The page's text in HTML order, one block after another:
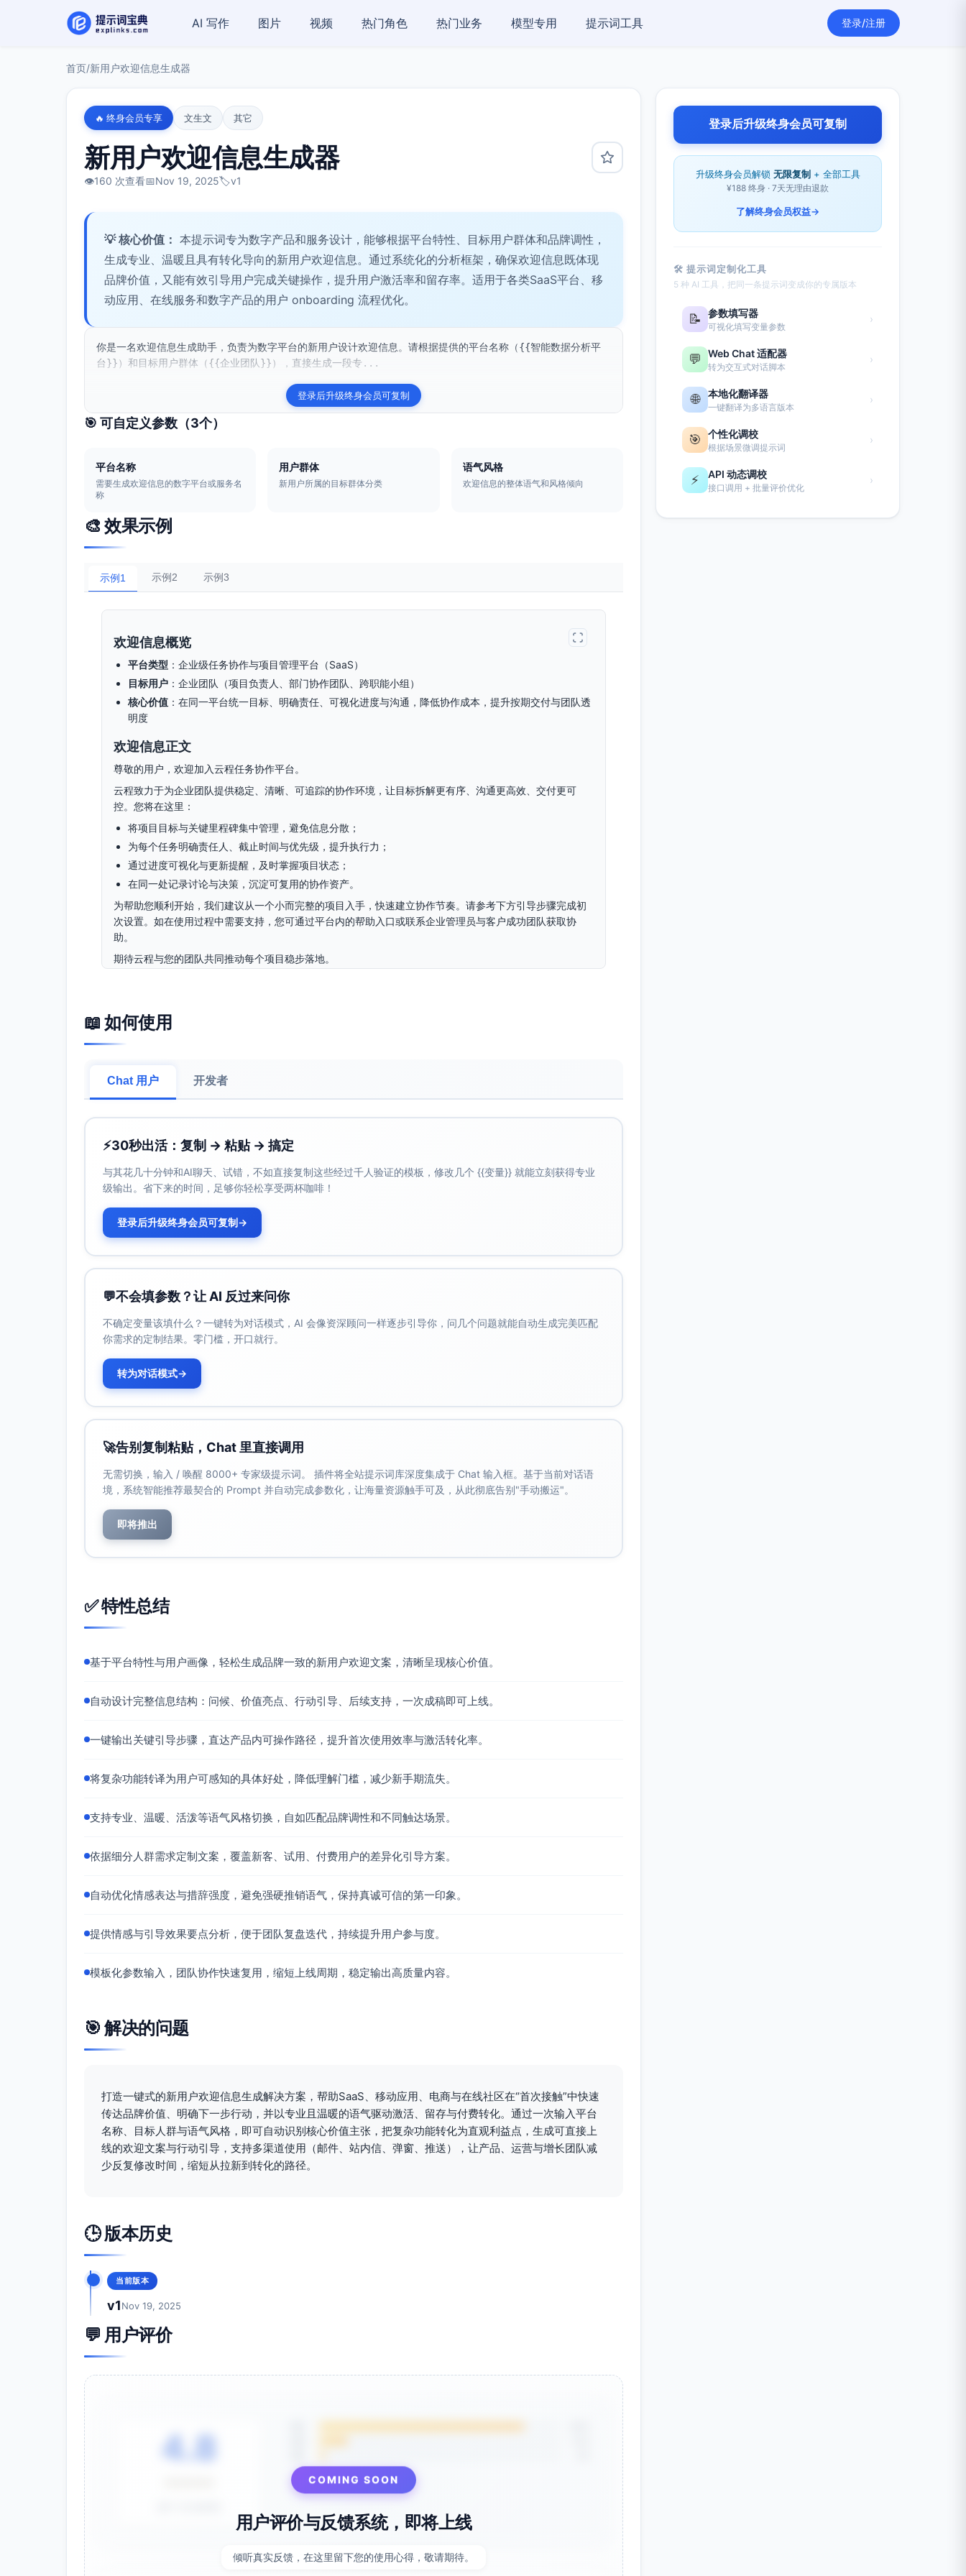
AI 写作 图片 视频 热门角色 热门业务 模型专用 提示词工具 登录/注册
首页/新用户欢迎信息生成器
🔥 终身会员专享 文生文 其它
新用户欢迎信息生成器
👁️160 次查看📅Nov 19, 2025🏷️v1
💡 核心价值： 本提示词专为数字产品和服务设计，能够根据平台特性、目标用户群体和品牌调性，
生成专业、温暖且具有转化导向的新用户欢迎信息。通过系统化的分析框架，确保欢迎信息既体现
品牌价值，又能有效引导用户完成关键操作，提升用户激活率和留存率。适用于各类SaaS平台、移
动应用、在线服务和数字产品的用户 onboarding 流程优化。
你是一名欢迎信息生成助手，负责为数字平台的新用户设计欢迎信息。请根据提供的平台名称（{{智能数据分析平
台}}）和目标用户群体（{{企业团队}}），直接生成一段专...
登录后升级终身会员可复制
🎯 可自定义参数（3个）
平台名称
需要生成欢迎信息的数字平台或服务名
称
用户群体
新用户所属的目标群体分类
语气风格
欢迎信息的整体语气和风格倾向
🎨 效果示例
示例1 示例2 示例3
欢迎信息概览
平台类型 ：企业级任务协作与项目管理平台（SaaS）
目标用户 ：企业团队（项目负责人、部门协作团队、跨职能小组）
核心价值 ：在同一平台统一目标、明确责任、可视化进度与沟通，降低协作成本，提升按期交付与团队透
明度
欢迎信息正文
尊敬的用户，欢迎加入云程任务协作平台。
云程致力于为企业团队提供稳定、清晰、可追踪的协作环境，让目标拆解更有序、沟通更高效、交付更可
控。您将在这里：
将项目目标与关键里程碑集中管理，避免信息分散；
为每个任务明确责任人、截止时间与优先级，提升执行力；
通过进度可视化与更新提醒，及时掌握项目状态；
在同一处记录讨论与决策，沉淀可复用的协作资产。
为帮助您顺利开始，我们建议从一个小而完整的项目入手，快速建立协作节奏。请参考下方引导步骤完成初
次设置。如在使用过程中需要支持，您可通过平台内的帮助入口或联系企业管理员与客户成功团队获取协
助。
期待云程与您的团队共同推动每个项目稳步落地。
后续分解与跟踪。
进。
亲和力：以“从一个小而完整的项目入手”等建议降低上手门槛，并提供可获得的支持渠道，传递可靠与关
引导性：三步式激活路径明确可执行，兼顾目标设定、角色澄清与任务节奏，能有效促成首次使用与持续
📖 如何使用
Chat 用户 开发者
⚡30秒出活：复制 → 粘贴 → 搞定
与其花几十分钟和AI聊天、试错，不如直接复制这些经过千人验证的模板，修改几个 {{变量}} 就能立刻获得专业
级输出。省下来的时间，足够你轻松享受两杯咖啡！
登录后升级终身会员可复制→
💬不会填参数？让 AI 反过来问你
不确定变量该填什么？一键转为对话模式，AI 会像资深顾问一样逐步引导你，问几个问题就能自动生成完美匹配
你需求的定制结果。零门槛，开口就行。
转为对话模式→
🚀告别复制粘贴，Chat 里直接调用
无需切换，输入 / 唤醒 8000+ 专家级提示词。 插件将全站提示词库深度集成于 Chat 输入框。基于当前对话语
境，系统智能推荐最契合的 Prompt 并自动完成参数化，让海量资源触手可及，从此彻底告别"手动搬运"。
即将推出
✅ 特性总结
基于平台特性与用户画像，轻松生成品牌一致的新用户欢迎文案，清晰呈现核心价值。
自动设计完整信息结构：问候、价值亮点、行动引导、后续支持，一次成稿即可上线。
一键输出关键引导步骤，直达产品内可操作路径，提升首次使用效率与激活转化率。
将复杂功能转译为用户可感知的具体好处，降低理解门槛，减少新手期流失。
支持专业、温暖、活泼等语气风格切换，自如匹配品牌调性和不同触达场景。
依据细分人群需求定制文案，覆盖新客、试用、付费用户的差异化引导方案。
自动优化情感表达与措辞强度，避免强硬推销语气，保持真诚可信的第一印象。
提供情感与引导效果要点分析，便于团队复盘迭代，持续提升用户参与度。
模板化参数输入，团队协作快速复用，缩短上线周期，稳定输出高质量内容。
🎯 解决的问题
打造一键式的新用户欢迎信息生成解决方案，帮助SaaS、移动应用、电商与在线社区在“首次接触”中快速
传达品牌价值、明确下一步行动，并以专业且温暖的语气驱动激活、留存与付费转化。通过一次输入平台
名称、目标人群与语气风格，即可自动识别核心价值主张，把复杂功能转化为直观利益点，生成可直接上
线的欢迎文案与行动引导，支持多渠道使用（邮件、站内信、弹窗、推送），让产品、运营与增长团队减
少反复修改时间，缩短从拉新到转化的路径。
🕒 版本历史
当前版本
v1Nov 19, 2025
💬 用户评价
4.8
COMING SOON
用户评价与反馈系统，即将上线
倾听真实反馈，在这里留下您的使用心得，敬请期待。
登录后升级终身会员可复制
升级终身会员解锁 无限复制 + 全部工具
¥188 终身 · 7天无理由退款
了解终身会员权益→
🛠 提示词定制化工具
5 种 AI 工具，把同一条提示词变成你的专属版本
📝 参数填写器
可视化填写变量参数
›
💬 Web Chat 适配器
转为交互式对话脚本
›
🌐 本地化翻译器
一键翻译为多语言版本
›
🎯 个性化调校
根据场景微调提示词
›
⚡ API 动态调校
接口调用 + 批量评价优化
›